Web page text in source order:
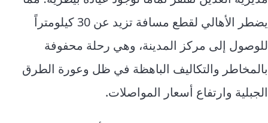
يضطر الأهالي لقطع مسافة تزيد عن 30 كيلومتراً
للوصول إلى مركز المدينة، وهي رحلة محفوفة
بالمخاطر والتكاليف الباهظة في ظل وعورة الطرق
الجبلية وارتفاع أسعار المواصلات.